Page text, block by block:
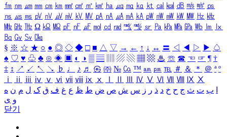
㎙ ㎚ ㎛ ㎜ ㎝ ㎞ ㎟ ㎠ ㎡ ㎢ ㏊ ㎍ ㎎ ㎏ ㏏ ㎈ ㎉ ㏈ ㎧ ㎨ ㎰
㎱ ㎲ ㎳ ㎴ ㎵ ㎶ ㎷ ㎸ ㎹ ㎀ ㎁ ㎂ ㎃ ㎄ ㎺ ㎻ ㎽ ㎾ ㎿ ㎐ ㎑
㎒ ㎓ ㎔ Ω ㏀ ㏁ ㎊ ㎋ ㎌ ㏖ ㏅ ㎭ ㎮ ㎯ ㏛ ㎩ ㎪ ㎫ ㎬ ㏝ ㏐
㏓
㏃ ㏉ ㏜ ㏆
§ ※ ☆ ★ ○ ● ◎ ◇ ◆ □ ■ △ ▽ → ← ↑ ↓ ↔ 〓 ◁ ◀ ▷ ▶ ♤
♠ ♡ ♥ ♧ ♣ ⊙ ◈ ▣ ◐ ◑ ▒ ▤ ▨ ▧ ▦ ▩ ♨ ☏ ☎ ☜ ☞ ¶ †
‡ ↕ ↗ ↙ ↖ ↘ ♭ ♩ ♪ ♬ ㉿ ㈜ № ㏇ ™ ㏂ ㏘ ℡ ＃ ＆ ＊ ＠ ª º
ⅰ
ⅱ ⅲ ⅳ ⅴ ⅵ ⅶ ⅷ ⅸ ⅹ Ⅳ Ⅴ Ⅵ Ⅶ Ⅷ Ⅸ Ⅹ
ب ت ث ج ح خ د ذ ر ز س ش ص ض ط ظ ع غ ف ق ک ل م ن ه
و ی
닫기